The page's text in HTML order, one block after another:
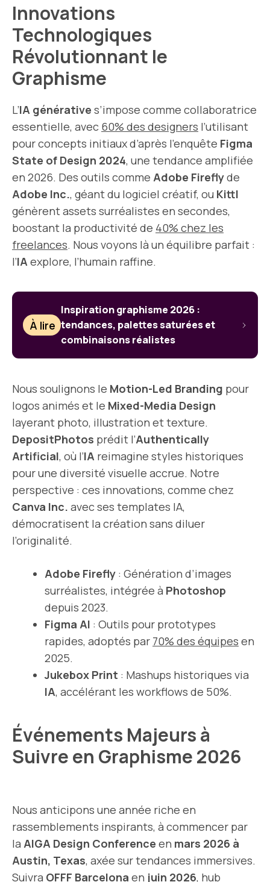
Innovations
Technologiques
Révolutionnant le
Graphisme
L’IA générative s’impose comme collaboratrice
essentielle, avec 60% des designers l’utilisant
pour concepts initiaux d’après l’enquête Figma
State of Design 2024, une tendance amplifiée
en 2026. Des outils comme Adobe Fireflyde
Adobe Inc., géant du logiciel créatif, ou Kittl
génèrent assets surréalistes en secondes,
boostant la productivité de 40% chez les
freelances. Nous voyons là un équilibre parfait :
l’IA explore, l’humain raffine.
À lire
Inspiration graphisme 2026 :
tendances, palettes saturées et
combinaisons réalistes
Nous soulignons le Motion-Led Branding pour
logos animés et le Mixed-Media Design
layerant photo, illustration et texture.
DepositPhotos prédit l’Authentically
Artificial, où l’IA reimagine styles historiques
pour une diversité visuelle accrue. Notre
perspective : ces innovations, comme chez
Canva Inc. avec ses templates IA,
démocratisent la création sans diluer
l’originalité.
Adobe Firefly : Génération d’images
surréalistes, intégrée à Photoshop
depuis 2023.
Figma AI : Outils pour prototypes
rapides, adoptés par 70% des équipes en
2025.
Jukebox Print : Mashups historiques via
IA, accélérant les workflows de 50%.
Événements Majeurs à
Suivre en Graphisme 2026
Nous anticipons une année riche en
rassemblements inspirants, à commencer par
la AIGA Design Conference en mars 2026 à
Austin, Texas, axée sur tendances immersives.
Suivra OFFF Barcelona en juin 2026, hub